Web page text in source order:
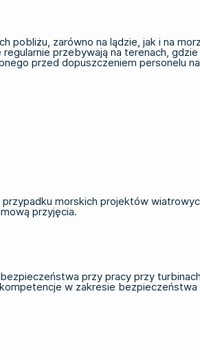
zarówno na lądzie, jak i na
przebywają na terenach,
przed dopuszczeniem personelu
morskich projektów
przyjęcia.
przy pracy przy
w zakresie